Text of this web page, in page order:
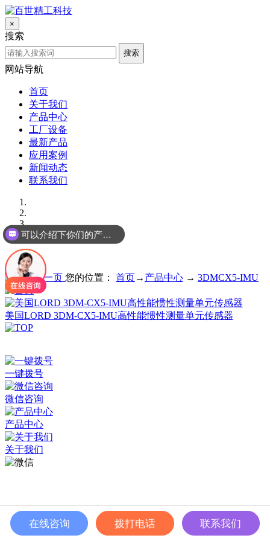
×
搜索
搜索
网站导航
首页
关于我们
产品中心
工厂设备
最新产品
应用案例
新闻动态
联系我们
您的位置： 首页→ 产品中心 → 3DMCX5-IMU
美国LORD 3DM-CX5-IMU高性能惯性测量单元传感器
一键拨号
微信咨询
产品中心
关于我们
在线咨询 拨打电话 联系我们